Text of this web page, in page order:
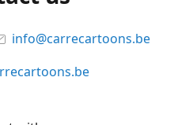
info@carrecartoons.be